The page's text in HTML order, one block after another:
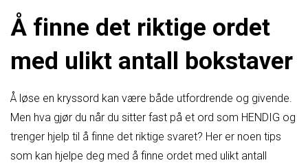
Å finne det riktige ordet
med ulikt antall bokstaver
Å løse en kryssord kan være både utfordrende og givende.
Men hva gjør du når du sitter fast på et ord som HENDIG og
trenger hjelp til å finne det riktige svaret? Her er noen tips
som kan hjelpe deg med å finne ordet med ulikt antall